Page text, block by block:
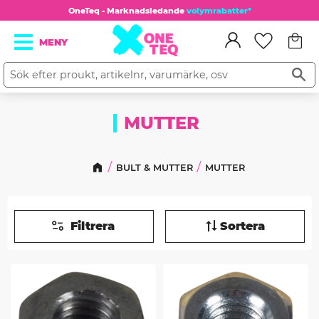
Meny
OneTeq - Marknadsledande volymrabatter*
MUTTER
BULT & MUTTER MUTTER
Filtrera Sortera